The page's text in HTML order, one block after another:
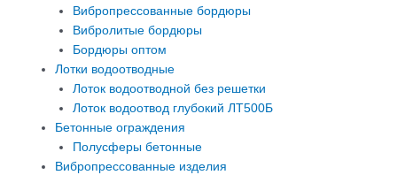
Вибропрессованные бордюры
Вибролитые бордюры
Бордюры оптом
Лотки водоотводные
Лоток водоотводной без решетки
Лоток водоотвод глубокий ЛТ500Б
Бетонные ограждения
Полусферы бетонные
Вибропрессованные изделия